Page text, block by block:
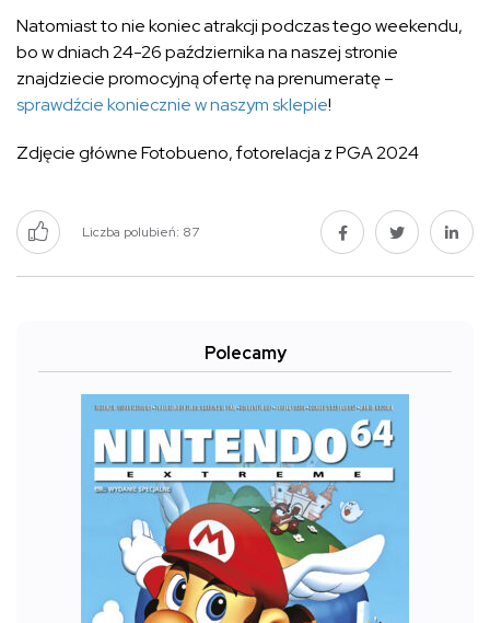
Natomiast to nie koniec atrakcji podczas tego weekendu,
bo w dniach 24-26 października na naszej stronie
znajdziecie promocyjną ofertę na prenumeratę –
sprawdźcie koniecznie w naszym sklepie!
Zdjęcie główne Fotobueno, fotorelacja z PGA 2024
Liczba polubień: 87
Polecamy